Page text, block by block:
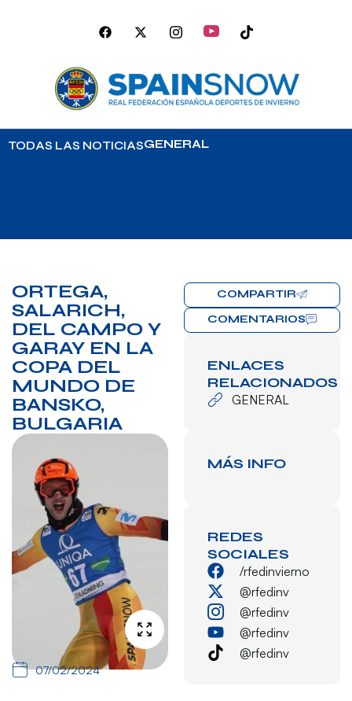
TODAS LAS NOTICIASGENERAL
ORTEGA,
SALARICH,
DEL CAMPO Y
GARAY EN LA
COPA DEL
MUNDO DE
BANSKO,
BULGARIA
07/02/2024
COMPARTIR
COMENTARIOS
ENLACES
RELACIONADOS
GENERAL
MÁS INFO
REDES
SOCIALES
/rfedinvierno
@rfedinv
@rfedinv
@rfedinv
@rfedinv